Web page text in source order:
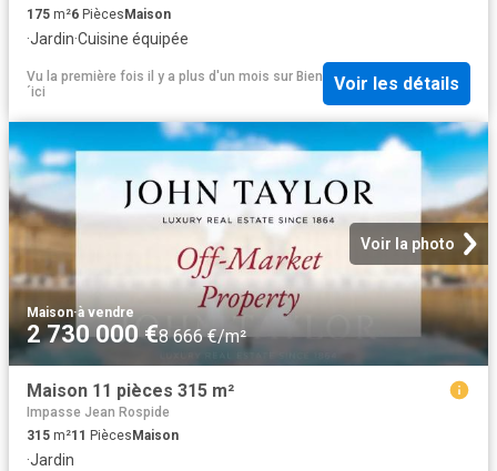
175 m²6 Pièces Maison
·Jardin·Cuisine équipée
Vu la première fois il y a plus d'un mois sur Bien
´ici
Voir les détails
Voir la photo
Maison·à vendre
2 730 000 €8 666 €/m²
Maison 11 pièces 315 m²
Impasse Jean Rospide
315 m²11 PiècesMaison
·Jardin